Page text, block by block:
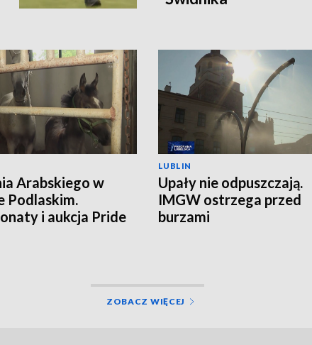
Arabskiego w
Podlaskim.
i aukcja Pride
LUBLIN
Upały nie odpuszczają.
IMGW ostrzega przed
burzami
ZOBACZ WIĘCEJ